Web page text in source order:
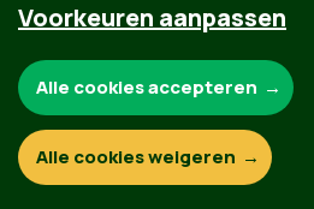
Voorkeuren aanpassen
Functionele en analytische cookies:
Alle cookies accepteren
Alle cookies weigeren